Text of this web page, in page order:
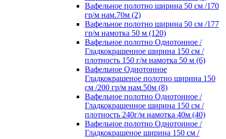
Вафельное полотно ширина 50 см /170
гр/м нам.70м (2)
Вафельное полотно ширина 50 см /177
гр/м намотка 50 м (120)
Вафельное полотно Однотонное /
Гладкокрашенное ширина 150 см /
плотность 150 г/м намотка 50 м (6)
Вафельное Однотонное
Гладкокрашеное полотно ширина 150
см /200 гр/м нам.50м (8)
Вафельное полотно Однотонное /
Гладкокрашенное ширина 150 см /
плотность 240г/м намотка 40м (40)
Вафельное полотно Однотонное /
Гладкокрашеное ширина 150 см /